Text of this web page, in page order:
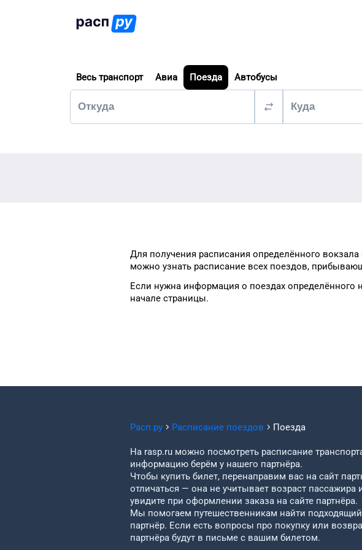
Весь транспорт Авиа Поезда Автобусы
Для получения расписания определённого вокзала
можно узнать расписание всех поездов,
Если нужна информация о поездах определённого
начале страницы.
Расп.ру Расписание поездов Поезда
На rasp.ru можно посмотреть расписание
информацию берём у нашего партнёра.
Чтобы купить билет, перенаправим вас на сайт
отличаться — она не учитывает возраст
увидите при оформлении заказа на сайте партнёра.
Мы помогаем путешественникам найти
партнёр. Если есть вопросы про покупку или
партнёра будут в письме с вашим билетом.